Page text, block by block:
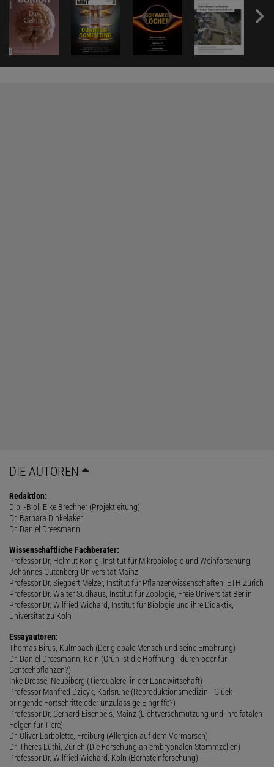
DIE AUTOREN
Redaktion:
Dipl.-Biol. Elke Brechner (Projektleitung)
Dr. Barbara Dinkelaker
Dr. Daniel Dreesmann
Wissenschaftliche Fachberater:
Professor Dr. Helmut König, Institut für Mikrobiologie und Weinforschung,
Johannes Gutenberg-Universität Mainz
Professor Dr. Siegbert Melzer, Institut für Pflanzenwissenschaften, ETH Zürich
Professor Dr. Walter Sudhaus, Institut für Zoologie, Freie Universität Berlin
Professor Dr. Wilfried Wichard, Institut für Biologie und ihre Didaktik,
Universität zu Köln
Essayautoren:
Thomas Birus, Kulmbach (Der globale Mensch und seine Ernährung)
Dr. Daniel Dreesmann, Köln (Grün ist die Hoffnung - durch oder für
Gentechpflanzen?)
Inke Drossé, Neubiberg (Tierquälerei in der Landwirtschaft)
Professor Manfred Dzieyk, Karlsruhe (Reproduktionsmedizin - Glück
bringende Fortschritte oder unzulässige Eingriffe?)
Professor Dr. Gerhard Eisenbeis, Mainz (Lichtverschmutzung und ihre fatalen
Folgen für Tiere)
Dr. Oliver Larbolette, Freiburg (Allergien auf dem Vormarsch)
Dr. Theres Lüthi, Zürich (Die Forschung an embryonalen Stammzellen)
Professor Dr. Wilfried Wichard, Köln (Bernsteinforschung)